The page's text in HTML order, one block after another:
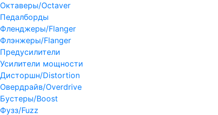
Октаверы/Octaver
Педалборды
Фленджеры/Flanger
Флэнжеры/Flanger
Предусилители
Усилители мощности
Дисторшн/Distortion
Овердрайв/Overdrive
Бустеры/Boost
Фузз/Fuzz